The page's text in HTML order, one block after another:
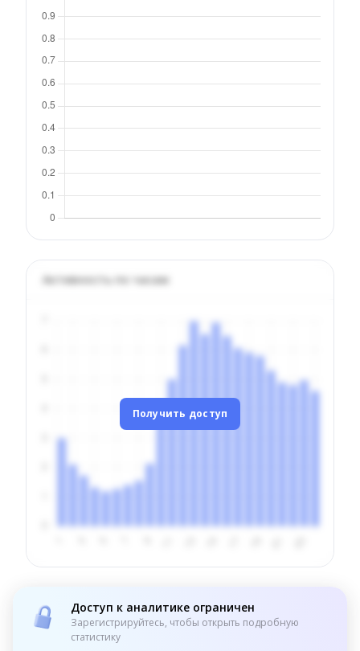
Активность по часам
Получить доступ
Доступ к аналитике ограничен
Зарегистрируйтесь, чтобы открыть подробную
статистику